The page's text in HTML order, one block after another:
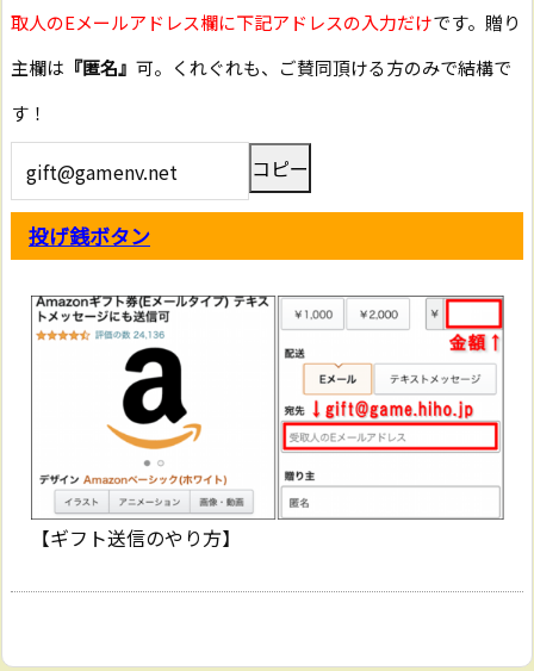
取人のEメールアドレス欄に下記アドレスの入力だけです。贈り
主欄は 『匿名』 可。くれぐれも、ご賛同頂ける方のみで結構で
す！
コピー
投げ銭ボタン
【ギフト送信のやり方】